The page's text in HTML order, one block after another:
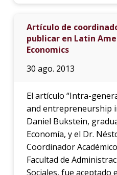
Artículo de
publicar en Latin
Economics
30 ago. 2013
El artículo “Intra-
and entrepreneurship
Daniel Bukstein,
Economía, y el Dr.
Coordinador
Facultad de
Sociales, fue aceptado